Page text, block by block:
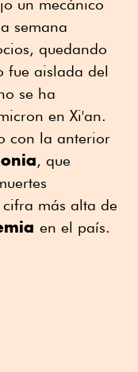
un mecánico
semana
quedando
fue aislada del
se ha
en Xi'an.
con la anterior
, que
más alta de
en el país.